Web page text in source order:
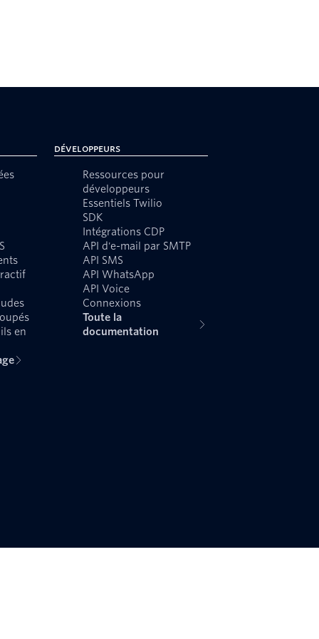
en
Développeurs
Ressources pour
développeurs
Essentiels Twilio
SDK
Intégrations CDP
API d'e-mail par SMTP
API SMS
API WhatsApp
API Voice
Connexions
Toute la
documentation